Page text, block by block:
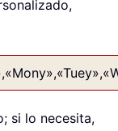
si lo necesita,